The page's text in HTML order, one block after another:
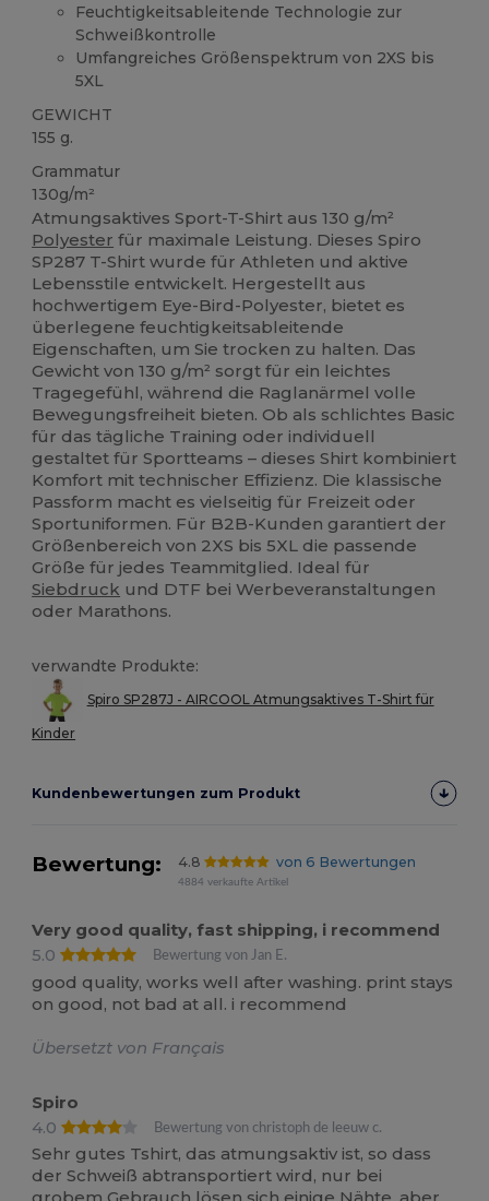
Feuchtigkeitsableitende Technologie zur
Schweißkontrolle
Umfangreiches Größenspektrum von 2XS bis
5XL
GEWICHT
155 g.
Grammatur
130g/m²
Atmungsaktives Sport-T-Shirt aus 130 g/m²
Polyester für maximale Leistung. Dieses Spiro
SP287 T-Shirt wurde für Athleten und aktive
Lebensstile entwickelt. Hergestellt aus
hochwertigem Eye-Bird-Polyester, bietet es
überlegene feuchtigkeitsableitende
Eigenschaften, um Sie trocken zu halten. Das
Gewicht von 130 g/m² sorgt für ein leichtes
Tragegefühl, während die Raglanärmel volle
Bewegungsfreiheit bieten. Ob als schlichtes Basic
für das tägliche Training oder individuell
gestaltet für Sportteams – dieses Shirt kombiniert
Komfort mit technischer Effizienz. Die klassische
Passform macht es vielseitig für Freizeit oder
Sportuniformen. Für B2B-Kunden garantiert der
Größenbereich von 2XS bis 5XL die passende
Größe für jedes Teammitglied. Ideal für
Siebdruck und DTF bei Werbeveranstaltungen
oder Marathons.
verwandte Produkte:
Spiro SP287J - AIRCOOL Atmungsaktives T-Shirt für
Kinder
Kundenbewertungen zum Produkt
Bewertung: 4.8 von 6 Bewertungen
4884 verkaufte Artikel
Very good quality, fast shipping, i recommend
5.0
Bewertung von Jan E.
good quality, works well after washing. print stays
on good, not bad at all. i recommend
Übersetzt von Français
Spiro
4.0
Bewertung von christoph de leeuw c.
Sehr gutes Tshirt, das atmungsaktiv ist, so dass
der Schweiß abtransportiert wird, nur bei